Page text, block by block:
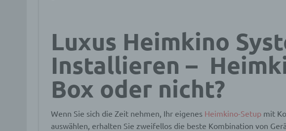
Luxus Heimkino
Installieren –
Box oder nicht?
Wenn Sie sich die Zeit nehmen, Ihr eigenes Heimkino-Setupmit
auswählen, erhalten Sie zweifellos die beste Kombination von